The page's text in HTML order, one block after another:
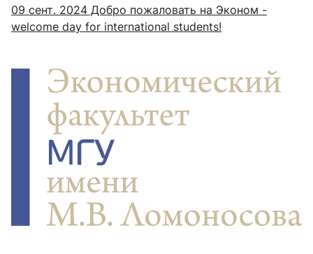
09 сент. 2024 Добро пожаловать на Эконом -
welcome day for international students!